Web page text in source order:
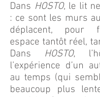
Dans HOSTO, le lit
: ce sont les murs
déplacent, pour
espace tantôt réel,
Dans HOSTO,
l’expérience d’un
au temps (qui
beaucoup plus